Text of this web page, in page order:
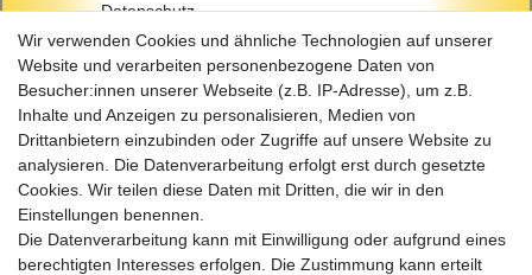
Datenschutz
AGB
Impressum
Einkaufen
Zahlungsarten
Versandarten & -kosten
Widerrufsrecht
Warenkorb
Zur Kasse
Hilfe
Wir verwenden Cookies und ähnliche Technologien auf unserer
Website und verarbeiten personenbezogene Daten von
Besucher:innen unserer Webseite (z.B. IP-Adresse), um z.B.
Inhalte und Anzeigen zu personalisieren, Medien von
Drittanbietern einzubinden oder Zugriffe auf unsere Website zu
analysieren. Die Datenverarbeitung erfolgt erst durch gesetzte
Cookies. Wir teilen diese Daten mit Dritten, die wir in den
Einstellungen benennen.
Die Datenverarbeitung kann mit Einwilligung oder aufgrund eines
berechtigten Interesses erfolgen. Die Zustimmung kann erteilt